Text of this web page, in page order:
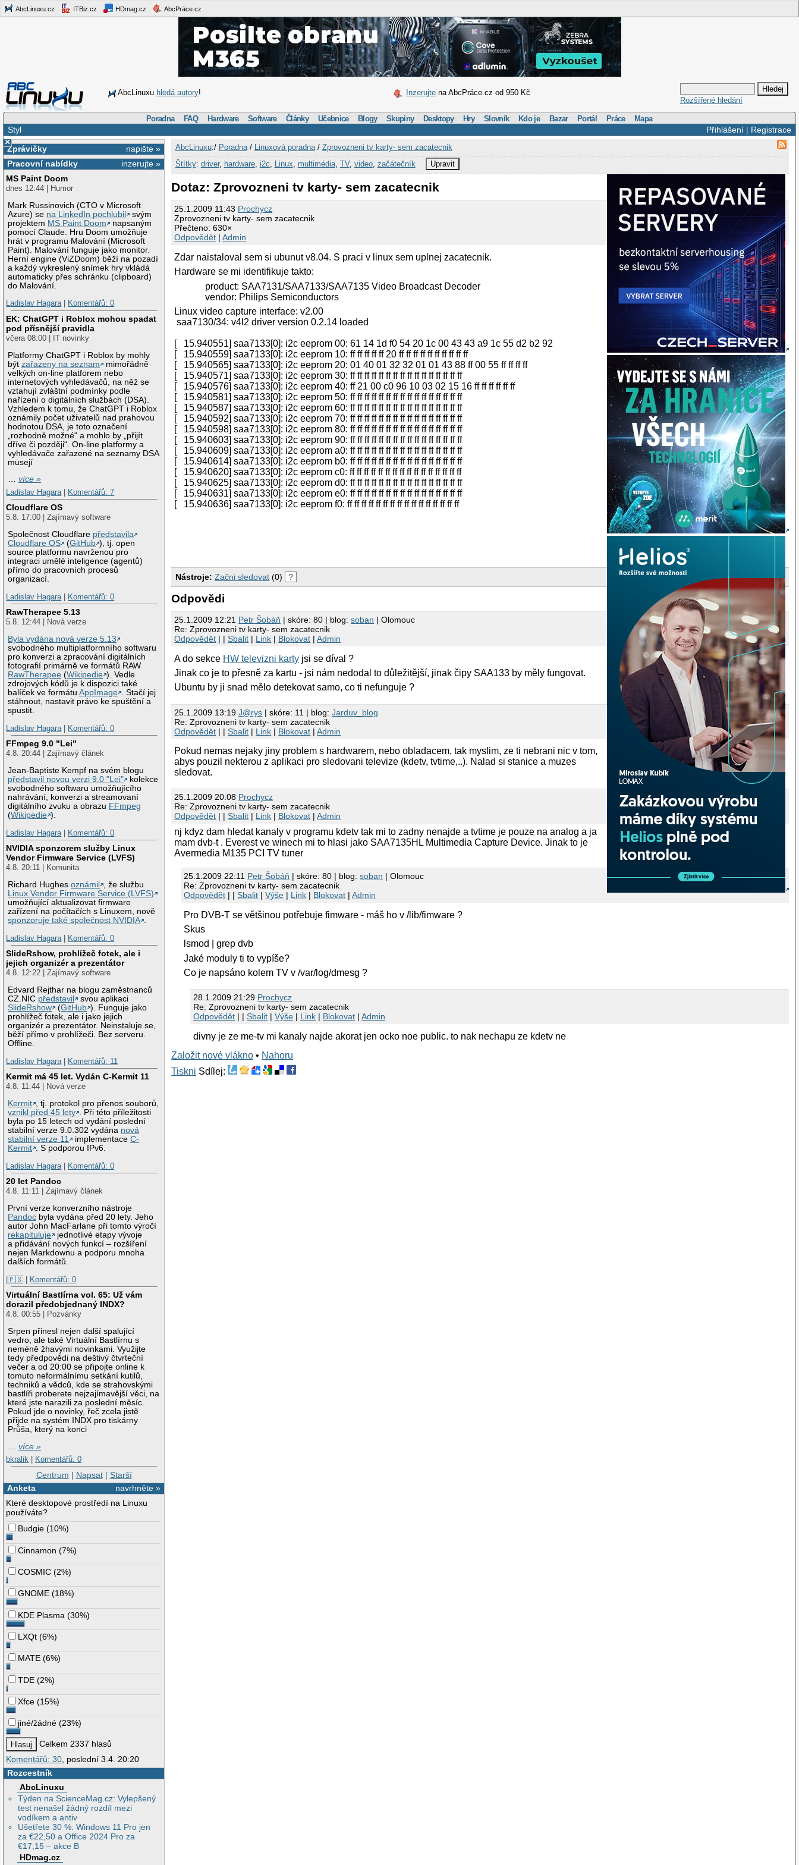
AbcLinuxu.cz ITBiz.cz HDmag.cz AbcPráce.cz
AbcLinuxu hledá autory! Inzerujte na AbcPráce.cz od 950 Kč
Rozšířené hledání
Poradna FAQ Hardware Software Články Učebnice Blogy Skupiny Desktopy Hry Slovník Kdo je Bazar Portál Práce Mapa
Přihlášení| Registrace
Styl
×
napište »
Zprávičky
inzerujte »
Pracovní nabídky
MS Paint Doom
dnes 12:44 | Humor
Mark Russinovich (CTO v Microsoft
Azure) se na LinkedIn pochlubil
svým
projektem MS Paint Doom
napsaným
pomocí Claude. Hru Doom umožňuje
hrát v programu Malování (Microsoft
Paint). Malování funguje jako monitor.
Herní engine (ViZDoom) běží na pozadí
a každý vykreslený snímek hry vkládá
automaticky přes schránku (clipboard)
do Malování.
Ladislav Hagara| Komentářů: 0
EK: ChatGPT i Roblox mohou spadat
pod přísnější pravidla
včera 08:00 | IT novinky
Platformy ChatGPT i Roblox by mohly
býtzařazeny na seznam
mimořádně
velkých on-line platforem nebo
internetových vyhledávačů, na něž se
vztahují zvláštní podmínky podle
nařízení o digitálních službách (DSA).
Vzhledem k tomu, že ChatGPT i Roblox
oznámily počet uživatelů nad prahovou
hodnotou DSA, je toto označení
„rozhodně možné“ a mohlo by „přijít
dříve či později“. On-line platformy a
vyhledávače zařazené na seznamy DSA
musejí
…více »
Ladislav Hagara
Komentářů: 7
Cloudflare OS
5.8. 17:00 | Zajímavý software
Společnost Cloudflare představila
Cloudflare OS
(GitHub ), tj. open
source platformu navrženou pro
integraci umělé inteligence (agentů)
přímo do pracovních procesů
organizací.
Ladislav Hagara
Komentářů: 0
RawTherapee 5.13
5.8. 12:44 | Nová verze
Byla vydána nová verze 5.13
svobodného multiplatformního softwaru
pro konverzi a zpracování digitálních
fotografií primárně ve formátů RAW
RawTherapee (Wikipedie ). Vedle
zdrojových kódů je k dispozici také
balíček ve formátuAppImage . Stačí jej
stáhnout, nastavit právo ke spuštění a
spustit.
Ladislav Hagara
Komentářů: 0
FFmpeg 9.0 "Lei"
4.8. 20:44 | Zajímavý článek
Jean-Baptiste Kempf na svém blogu
představil novou verzi 9.0 "Lei"
kolekce
svobodného softwaru umožňujícího
nahrávání, konverzi a streamovaní
digitálního zvuku a obrazu FFmpeg
(Wikipedie ).
Ladislav Hagara | Komentářů: 0
NVIDIA sponzorem služby Linux
Vendor Firmware Service (LVFS)
4.8. 20:11 | Komunita
Richard Hughesoznámil
, že službu
Linux Vendor Firmware Service (LVFS)
umožňující aktualizovat firmware
zařízení na počítačích s Linuxem, nově
sponzoruje také společnost NVIDIA .
Ladislav Hagara | Komentářů: 0
SlideRshow, prohlížeč fotek, ale i
jejich organizér a prezentátor
4.8. 12:22 | Zajímavý software
Edvard Rejthar na blogu zaměstnanců
CZ.NIC představil
svou aplikaci
SlideRshow
(GitHub ). Funguje jako
prohlížeč fotek, ale i jako jejich
organizér a prezentátor. Neinstaluje se,
běží přímo v prohlížeči. Bez serveru.
Offline.
Ladislav Hagara | Komentářů: 11
Kermit má 45 let. Vydán C-Kermit 11
4.8. 11:44 | Nová verze
Kermit
, tj. protokol pro přenos souborů,
vznikl před 45 lety
. Při této příležitosti
byla po 15 letech od vydání poslední
stabilní verze 9.0.302 vydána nová
stabilní verze 11
implementaceC-
Kermit
. S podporou IPv6.
Ladislav Hagara | Komentářů: 0
20 let Pandoc
4.8. 11:11 | Zajímavý článek
První verze konverzního nástroje
Pandoc byla vydána před 20 lety. Jeho
autor John MacFarlane při tomto výročí
rekapituluje
jednotlivé etapy vývoje
a přidávání nových funkcí – rozšíření
nejen Markdownu a podporu mnoha
dalších formátů.
|🇵🇸 | Komentářů: 0
Virtuální Bastlírna vol. 65: Už vám
dorazil předobjednaný INDX?
4.8. 00:55 | Pozvánky
Srpen přinesl nejen další spalující
vedro, ale také Virtuální Bastlírnu s
neméně žhavými novinkami. Využijte
tedy předpovědi na deštivý čtvrteční
večer a od 20:00 se připojte online k
tomuto neformálnímu setkání kutilů,
techniků a vědců, kde se strahovskými
bastlíři proberete nejzajímavější věci, na
které jste narazili za poslední měsíc.
Pokud jde o novinky, řeč zcela jistě
přijde na systém INDX pro tiskárny
Průša, který na konci
…více »
bkralik
Komentářů: 0
Centrum | Napsat| Starší
navrhněte »
Anketa
Které desktopové prostředí na Linuxu
používáte?
Budgie (10%)
Cinnamon (7%)
COSMIC (2%)
GNOME (18%)
KDE Plasma (30%)
LXQt (6%)
MATE (6%)
TDE (2%)
Xfce (15%)
jiné/žádné (23%)
Celkem 2337 hlasů
Komentářů: 30 , poslední 3.4. 20:20
Rozcestník
AbcLinuxu
Týden na ScienceMag.cz: Vylepšený
test nenašel žádný rozdíl mezi
vodíkem a antiv
Ušetřete 30 %: Windows 11 Pro jen
za €22,50 a Office 2024 Pro za
€17,15 – akce B
HDmag.cz
AbcLinuxu:/ Poradna/ Linuxová poradna/ Zprovozneni tv karty- sem zacatecnik
Štítky: driver, hardware, i2c Linux multimédia, TV, video, začátečník Upravit
Dotaz: Zprovozneni tv karty- sem zacatecnik
25.1.2009 11:43 Prochycz
Zprovozneni tv karty- sem zacatecnik
Přečteno: 630×
Odpovědět |Admin
Zdar naistaloval sem si ubunut v8.04. S praci v linux sem uplnej zacatecnik.
Hardware se mi identifikuje takto:
product: SAA7131/SAA7133/SAA7135 Video Broadcast Decoder
vendor: Philips Semiconductors
Linux video capture interface: v2.00
saa7130/34: v4l2 driver version 0.2.14 loaded
[ 15.940551] saa7133[0]: i2c eeprom 00: 61 14 1d f0 54 20 1c 00 43 43 a9 1c 55 d2 b2 92
[ 15.940559] saa7133[0]: i2c eeprom 10: ff ff ff ff ff 20 ff ff ff ff ff ff ff ff ff ff
[ 15.940565] saa7133[0]: i2c eeprom 20: 01 40 01 32 32 01 01 43 88 ff 00 55 ff ff ff ff
[ 15.940571] saa7133[0]: i2c eeprom 30: ff ff ff ff ff ff ff ff ff ff ff ff ff ff ff ff
[ 15.940576] saa7133[0]: i2c eeprom 40: ff 21 00 c0 96 10 03 02 15 16 ff ff ff ff ff ff
[ 15.940581] saa7133[0]: i2c eeprom 50: ff ff ff ff ff ff ff ff ff ff ff ff ff ff ff ff
[ 15.940587] saa7133[0]: i2c eeprom 60: ff ff ff ff ff ff ff ff ff ff ff ff ff ff ff ff
[ 15.940592] saa7133[0]: i2c eeprom 70: ff ff ff ff ff ff ff ff ff ff ff ff ff ff ff ff
[ 15.940598] saa7133[0]: i2c eeprom 80: ff ff ff ff ff ff ff ff ff ff ff ff ff ff ff ff
[ 15.940603] saa7133[0]: i2c eeprom 90: ff ff ff ff ff ff ff ff ff ff ff ff ff ff ff ff
[ 15.940609] saa7133[0]: i2c eeprom a0: ff ff ff ff ff ff ff ff ff ff ff ff ff ff ff ff
[ 15.940614] saa7133[0]: i2c eeprom b0: ff ff ff ff ff ff ff ff ff ff ff ff ff ff ff ff
[ 15.940620] saa7133[0]: i2c eeprom c0: ff ff ff ff ff ff ff ff ff ff ff ff ff ff ff ff
[ 15.940625] saa7133[0]: i2c eeprom d0: ff ff ff ff ff ff ff ff ff ff ff ff ff ff ff ff
[ 15.940631] saa7133[0]: i2c eeprom e0: ff ff ff ff ff ff ff ff ff ff ff ff ff ff ff ff
[ 15.940636] saa7133[0]: i2c eeprom f0: ff ff ff ff ff ff ff ff ff ff ff ff ff ff ff ff
Nástroje: Začni sledovat (0) ?
Odpovědi
25.1.2009 12:21 Petr Šobáň | skóre: 80 | blog:soban | Olomouc
Re: Zprovozneni tv karty- sem zacatecnik
Odpovědět | |Sbalit | Link | Blokovat |Admin
A do sekce HW televizni karty jsi se díval ?
Jinak co je to přesně za kartu - jsi nám nedodal to důležitější, jinak čipy SAA133 by měly fungovat.
Ubuntu by ji snad mělo detekovat samo, co ti nefunguje ?
25.1.2009 13:19J@rys | skóre: 11 | blog:Jarduv_blog
Re: Zprovozneni tv karty- sem zacatecnik
Odpovědět | |Sbalit | Link | Blokovat |Admin
Pokud nemas nejaky jiny problem s hardwarem, nebo obladacem, tak myslim, ze ti nebrani nic v tom,
abys pouzil nekterou z aplikaci pro sledovani televize (kdetv, tvtime,..). Nalad si stanice a muzes
sledovat.
25.1.2009 20:08 Prochycz
Re: Zprovozneni tv karty- sem zacatecnik
Odpovědět | |Sbalit | Link | Blokovat |Admin
nj kdyz dam hledat kanaly v programu kdetv tak mi to zadny nenajde a tvtime je pouze na analog a ja
mam dvb-t . Everest ve winech mi to hlasi jako SAA7135HL Multimedia Capture Device. Jinak to je
Avermedia M135 PCI TV tuner
25.1.2009 22:11 Petr Šobáň | skóre: 80 | blog:soban | Olomouc
Re: Zprovozneni tv karty- sem zacatecnik
Odpovědět | |Sbalit |Výše | Link | Blokovat |Admin
Pro DVB-T se většinou potřebuje fimware - máš ho v /lib/fimware ?
Skus
lsmod | grep dvb
Jaké moduly ti to vypíše?
Co je napsáno kolem TV v /var/log/dmesg ?
28.1.2009 21:29 Prochycz
Re: Zprovozneni tv karty- sem zacatecnik
Odpovědět | |Sbalit |Výše | Link | Blokovat |Admin
divny je ze me-tv mi kanaly najde akorat jen ocko noe public. to nak nechapu ze kdetv ne
Založit nové vlákno • Nahoru
Tiskni Sdílej: